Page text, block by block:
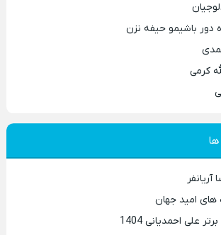
دور باشیمو حیفه نزن
کرمی
های امید جهان
علی احمدیانی 1404